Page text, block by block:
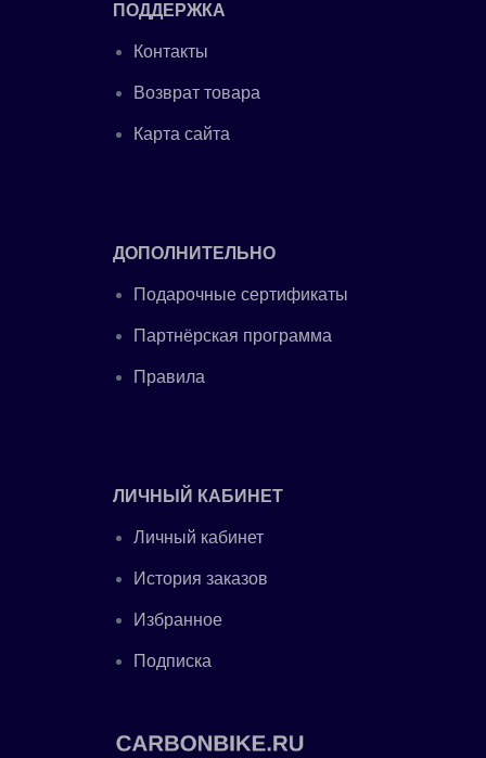
ПОДДЕРЖКА
Контакты
Возврат товара
Карта сайта
ДОПОЛНИТЕЛЬНО
Подарочные сертификаты
Партнёрская программа
Правила
ЛИЧНЫЙ КАБИНЕТ
Личный кабинет
История заказов
Избранное
Подписка